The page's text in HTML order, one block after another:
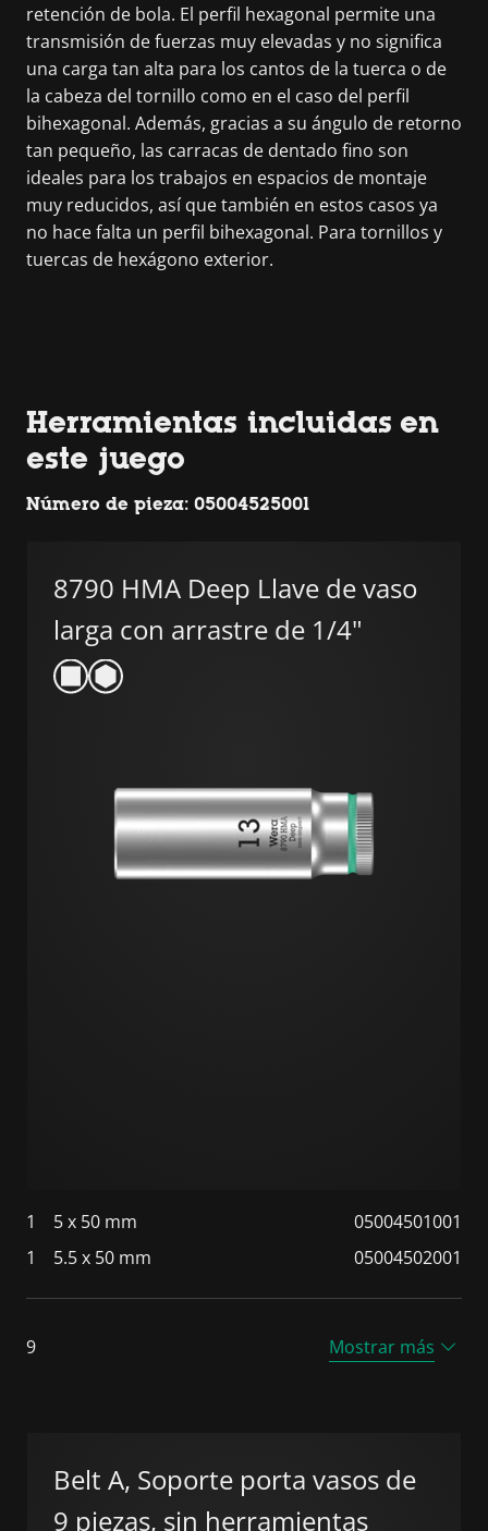
retención de bola. El perfil hexagonal permite una
transmisión de fuerzas muy elevadas y no significa
una carga tan alta para los cantos de la tuerca o de
la cabeza del tornillo como en el caso del perfil
bihexagonal. Además, gracias a su ángulo de retorno
tan pequeño, las carracas de dentado fino son
ideales para los trabajos en espacios de montaje
muy reducidos, así que también en estos casos ya
no hace falta un perfil bihexagonal. Para tornillos y
tuercas de hexágono exterior.
Herramientas incluidas en
este juego
Número de pieza: 05004525001
8790 HMA Deep Llave de vaso
larga con arrastre de 1/4"
1 5 x 50 mm
05004501001
1
5.5 x 50 mm 05004502001
9 Mostrar más
Belt A, Soporte porta vasos de
9 piezas, sin herramientas